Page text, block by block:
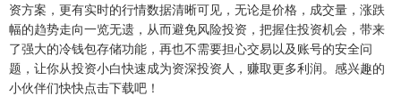
资方案，更有实时的行情数据清晰可见，无论是价格，成交量，涨跌
幅的趋势走向一览无遗，从而避免风险投资，把握住投资机会，带来
了强大的冷钱包存储功能，再也不需要担心交易以及账号的安全问
题，让你从投资小白快速成为资深投资人，赚取更多利润。感兴趣的
小伙伴们快快点击下载吧！